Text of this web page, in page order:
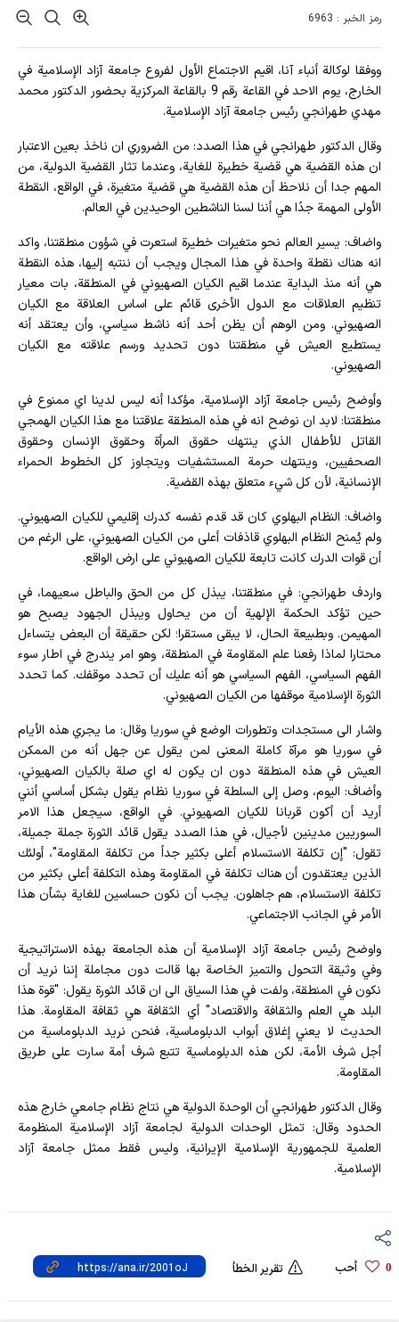
رمز الخبر : 6963
ووفقا لوكالة أنباء آنا، اقيم الاجتماع الأول لفروع جامعة آزاد الإسلامية في
الخارج، يوم الاحد في القاعة رقم 9 بالقاعة المركزية بحضور الدكتور محمد
مهدي طهرانجي رئيس جامعة آزاد الإسلامية.
وقال الدكتور طهرانجي في هذا الصدد: من الضروري ان ناخذ بعين الاعتبار
ان هذه القضية هي قضية خطيرة للغاية، وعندما تثار القضية الدولية، من
المهم جدا أن نلاحظ أن هذه القضية هي قضية متغيرة، في الواقع، النقطة
الأولى المهمة جدًا هي أننا لسنا الناشطين الوحيدين في العالم.
واضاف: يسير العالم نحو متغيرات خطيرة استعرت في شؤون منطقتنا، واكد
انه هناك نقطة واحدة في هذا المجال ويجب أن ننتبه إليها، هذه النقطة
هي أنه منذ البداية عندما اقيم الكيان الصهيوني في المنطقة، بات معيار
تنظيم العلاقات مع الدول الأخرى قائم على اساس العلاقة مع الكيان
الصهيوني. ومن الوهم أن يظن أحد أنه ناشط سياسي، وأن يعتقد أنه
يستطيع العيش في منطقتنا دون تحديد ورسم علاقته مع الكيان
الصهيوني.
وأوضح رئيس جامعة آزاد الإسلامية، مؤكدا أنه ليس لدينا اي ممنوع في
منطقتنا: لابد ان نوضح انه في هذه المنطقة علاقتنا مع هذا الكيان الهمجي
القاتل للأطفال الذي ينتهك حقوق المرأة وحقوق الإنسان وحقوق
الصحفيين، وينتهك حرمة المستشفيات ويتجاوز كل الخطوط الحمراء
الإنسانية، لأن كل شيء متعلق بهذه القضية.
واضاف: النظام البهلوي كان قد قدم نفسه كدرك إقليمي للكيان الصهيوني.
ولم يُمنح النظام البهلوي قاذفات أعلى من الكيان الصهيوني، على الرغم من
أن قوات الدرك كانت تابعة للكيان الصهيوني على ارض الواقع.
واردف طهرانجي: في منطقتنا، يبذل كل من الحق والباطل سعيهما، في
حين تؤكد الحكمة الإلهية أن من يحاول ويبذل الجهود يصبح هو
المهيمن. وبطبيعة الحال، لا يبقى مستقرا؛ لكن حقيقة أن البعض يتساءل
محتارا لماذا رفعنا علم المقاومة في المنطقة، وهو امر يندرج في اطار سوء
الفهم السياسي، الفهم السياسي هو أنه عليك أن تحدد موقفك. كما تحدد
الثورة الإسلامية موقفها من الكيان الصهيوني.
واشار الى مستجدات وتطورات الوضع في سوريا وقال: ما يجري هذه الأيام
في سوريا هو مرآة كاملة المعنى لمن يقول عن جهل أنه من الممكن
العيش في هذه المنطقة دون ان يكون له اي صلة بالكيان الصهيوني،
وأضاف: اليوم، وصل إلى السلطة في سوريا نظام يقول بشكل أساسي أنني
أريد أن أكون قربانا للكيان الصهيوني. في الواقع، سيجعل هذا الامر
السوريين مدينين لأجيال، في هذا الصدد يقول قائد الثورة جملة جميلة،
تقول: "إن تكلفة الاستسلام أعلى بكثير جداً من تكلفة المقاومة"، أولئك
الذين يعتقدون أن هناك تكلفة في المقاومة وهذه التكلفة أعلى بكثير من
تكلفة الاستسلام، هم جاهلون. يجب أن نكون حساسين للغاية بشأن هذا
الأمر في الجانب الاجتماعي.
واوضح رئيس جامعة آزاد الإسلامية أن هذه الجامعة بهذه الاستراتيجية
وفي وثيقة التحول والتميز الخاصة بها قالت دون مجاملة إننا نريد أن
نكون في المنطقة، ولفت في هذا السياق الى ان قائد الثورة يقول: "قوة هذا
البلد هي العلم والثقافة والاقتصاد" أي الثقافة هي ثقافة المقاومة. هذا
الحديث لا يعني إغلاق أبواب الدبلوماسية، فنحن نريد الدبلوماسية من
أجل شرف الأمة، لكن هذه الدبلوماسية تتبع شرف أمة سارت على طريق
المقاومة.
وقال الدكتور طهرانجي أن الوحدة الدولية هي نتاج نظام جامعي خارج هذه
الحدود وقال: تمثل الوحدات الدولية لجامعة آزاد الإسلامية المنظومة
العلمية للجمهورية الإسلامية الإيرانية، وليس فقط ممثل جامعة آزاد
الإسلامية.
0 أحب تقرير الخطأ